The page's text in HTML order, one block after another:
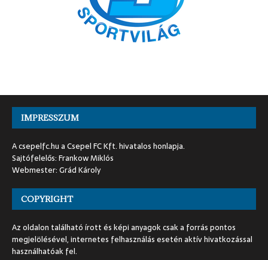
IMPRESSZUM
A csepelfc.hu a Csepel FC Kft. hivatalos honlapja.
Sajtófelelős: Frankow Miklós
Webmester: Grád Károly
COPYRIGHT
Az oldalon található írott és képi anyagok csak a forrás pontos
megjelölésével, internetes felhasználás esetén aktív hivatkozással
használhatóak fel.